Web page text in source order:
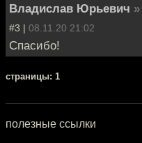
Владислав Юрьевич »
#3 | 08.11.20 21:02
Спасибо!
cтраницы: 1
полезные ссылки